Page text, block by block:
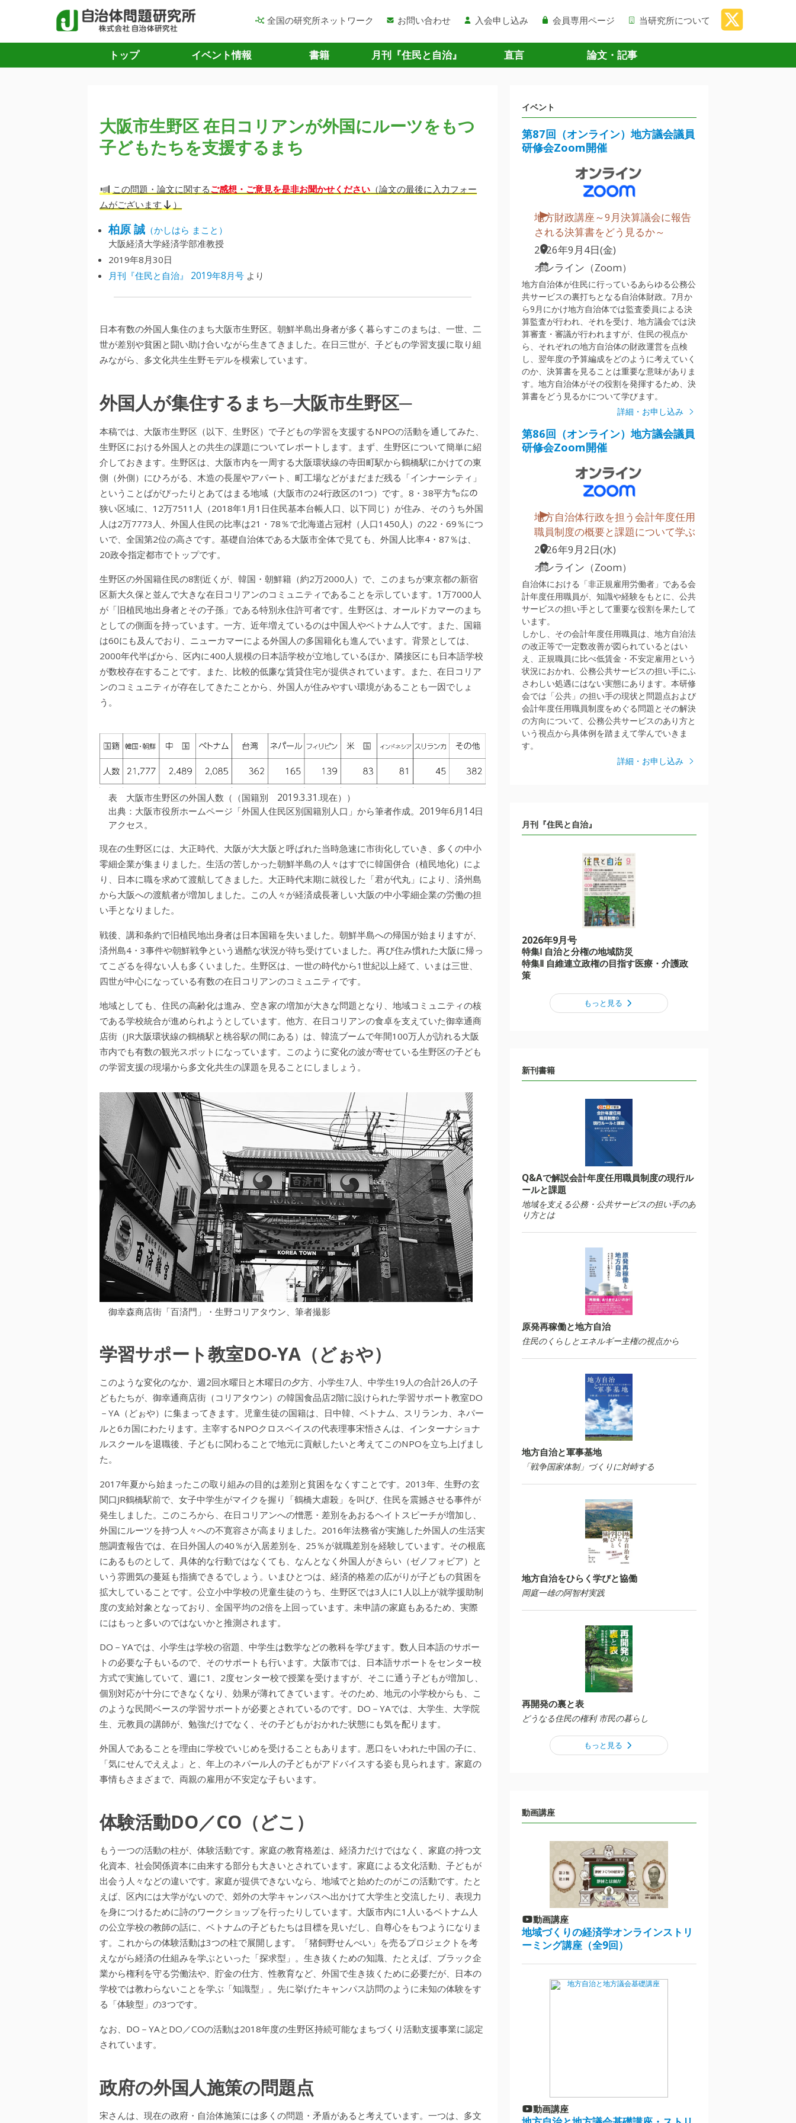
全国の研究所ネットワーク お問い合わせ 入会申し込み 会員専用ページ 当研究所について
トップ イベント情報 書籍 月刊『住民と自治』 直言 論文・記事
大阪市生野区 在日コリアンが外国にルーツをもつ
子どもたちを支援するまち
この問題・論文に関するご感想・ご意見を是非お聞かせください （論文の最後に入力フォー
ムがございます
）
柏原 誠 （かしはら まこと）
大阪経済大学経済学部准教授
2019年8月30日
月刊『住民と自治』 2019年8月号 より
日本有数の外国人集住のまち大阪市生野区。朝鮮半島出身者が多く暮らすこのまちは、一世、二
世が差別や貧困と闘い助け合いながら生きてきました。在日三世が、子どもの学習支援に取り組
みながら、多文化共生生野モデルを模索しています。
外国人が集住するまち─大阪市生野区─
本稿では、大阪市生野区（以下、生野区）で子どもの学習を支援するNPOの活動を通してみた、
生野区における外国人との共生の課題についてレポートします。まず、生野区について簡単に紹
介しておきます。生野区は、大阪市内を一周する大阪環状線の寺田町駅から鶴橋駅にかけての東
側（外側）にひろがる、木造の長屋やアパート、町工場などがまだまだ残る「インナーシティ」
ということばがぴったりとあてはまる地域（大阪市の24行政区の1つ）です。8・38平方㌔㍍の
狭い区域に、12万7511人（2018年1月1日住民基本台帳人口、以下同じ）が住み、そのうち外国
人は2万7773人、外国人住民の比率は21・78％で北海道占冠村（人口1450人）の22・69％につ
いで、全国第2位の高さです。基礎自治体である大阪市全体で見ても、外国人比率4・87％は、
20政令指定都市でトップです。
生野区の外国籍住民の8割近くが、韓国・朝鮮籍（約2万2000人）で、このまちが東京都の新宿
区新大久保と並んで大きな在日コリアンのコミュニティであることを示しています。1万7000人
が「旧植民地出身者とその子孫」である特別永住許可者です。生野区は、オールドカマーのまち
としての側面を持っています。一方、近年増えているのは中国人やベトナム人です。また、国籍
は60にも及んでおり、ニューカマーによる外国人の多国籍化も進んでいます。背景としては、
2000年代半ばから、区内に400人規模の日本語学校が立地しているほか、隣接区にも日本語学校
が数校存在することです。また、比較的低廉な賃貸住宅が提供されています。また、在日コリア
ンのコミュニティが存在してきたことから、外国人が住みやすい環境があることも一因でしょ
う。
表 大阪市生野区の外国人数（（国籍別 2019.3.31.現在））
出典：大阪市役所ホームページ「外国人住民区別国籍別人口」から筆者作成。2019年6月14日
アクセス。
現在の生野区には、大正時代、大阪が大大阪と呼ばれた当時急速に市街化していき、多くの中小
零細企業が集まりました。生活の苦しかった朝鮮半島の人々はすでに韓国併合（植民地化）によ
り、日本に職を求めて渡航してきました。大正時代末期に就役した「君が代丸」により、済州島
から大阪への渡航者が増加しました。この人々が経済成長著しい大阪の中小零細企業の労働の担
い手となりました。
戦後、講和条約で旧植民地出身者は日本国籍を失いました。朝鮮半島への帰国が始まりますが、
済州島4・3事件や朝鮮戦争という過酷な状況が待ち受けていました。再び住み慣れた大阪に帰っ
てこざるを得ない人も多くいました。生野区は、一世の時代から1世紀以上経て、いまは三世、
四世が中心になっている有数の在日コリアンのコミュニティです。
地域としても、住民の高齢化は進み、空き家の増加が大きな問題となり、地域コミュニティの核
である学校統合が進められようとしています。他方、在日コリアンの食卓を支えていた御幸通商
店街（JR大阪環状線の鶴橋駅と桃谷駅の間にある）は、韓流ブームで年間100万人が訪れる大阪
市内でも有数の観光スポットになっています。このように変化の波が寄せている生野区の子ども
の学習支援の現場から多文化共生の課題を見ることにしましょう。
御幸森商店街「百済門」・生野コリアタウン、筆者撮影
学習サポート教室DO-YA（どぉや）
このような変化のなか、週2回水曜日と木曜日の夕方、小学生7人、中学生19人の合計26人の子
どもたちが、御幸通商店街（コリアタウン）の韓国食品店2階に設けられた学習サポート教室DO
－YA（どぉや）に集まってきます。児童生徒の国籍は、日中韓、ベトナム、スリランカ、ネパー
ルと6カ国にわたります。主宰するNPOクロスベイスの代表理事宋悟さんは、インターナショナ
ルスクールを退職後、子どもに関わることで地元に貢献したいと考えてこのNPOを立ち上げまし
た。
2017年夏から始まったこの取り組みの目的は差別と貧困をなくすことです。2013年、生野の玄
関口JR鶴橋駅前で、女子中学生がマイクを握り「鶴橋大虐殺」を叫び、住民を震撼させる事件が
発生しました。このころから、在日コリアンへの憎悪・差別をあおるヘイトスピーチが増加し、
外国にルーツを持つ人々への不寛容さが高まりました。2016年法務省が実施した外国人の生活実
態調査報告では、在日外国人の40％が入居差別を、25％が就職差別を経験しています。その根底
にあるものとして、具体的な行動ではなくても、なんとなく外国人がきらい（ゼノフォビア）と
いう雰囲気の蔓延も指摘できるでしょう。いまひとつは、経済的格差の広がりが子どもの貧困を
拡大していることです。公立小中学校の児童生徒のうち、生野区では3人に1人以上が就学援助制
度の支給対象となっており、全国平均の2倍を上回っています。未申請の家庭もあるため、実際
にはもっと多いのではないかと推測されます。
DO－YAでは、小学生は学校の宿題、中学生は数学などの教科を学びます。数人日本語のサポー
トの必要な子もいるので、そのサポートも行います。大阪市では、日本語サポートをセンター校
方式で実施していて、週に1、2度センター校で授業を受けますが、そこに通う子どもが増加し、
個別対応が十分にできなくなり、効果が薄れてきています。そのため、地元の小学校からも、こ
のような民間ベースの学習サポートが必要とされているのです。DO－YAでは、大学生、大学院
生、元教員の講師が、勉強だけでなく、その子どもがおかれた状態にも気を配ります。
外国人であることを理由に学校でいじめを受けることもあります。悪口をいわれた中国の子に、
「気にせんでええよ」と、年上のネパール人の子どもがアドバイスする姿も見られます。家庭の
事情もさまざまで、両親の雇用が不安定な子もいます。
体験活動DO／CO（どこ）
もう一つの活動の柱が、体験活動です。家庭の教育格差は、経済力だけではなく、家庭の持つ文
化資本、社会関係資本に由来する部分も大きいとされています。家庭による文化活動、子どもが
出会う人々などの違いです。家庭が提供できないなら、地域でと始めたのがこの活動です。たと
えば、区内には大学がないので、郊外の大学キャンパスへ出かけて大学生と交流したり、表現力
を身につけるために詩のワークショップを行ったりしています。大阪市内に1人いるベトナム人
の公立学校の教師の話に、ベトナムの子どもたちは目標を見いだし、自尊心をもつようになりま
す。これからの体験活動は3つの柱で展開します。「猪飼野せんべい」を売るプロジェクトを考
えながら経済の仕組みを学ぶといった「探求型」。生き抜くための知識、たとえば、ブラック企
業から権利を守る労働法や、貯金の仕方、性教育など、外国で生き抜くために必要だが、日本の
学校では教わらないことを学ぶ「知識型」。先に挙げたキャンパス訪問のように未知の体験をす
る「体験型」の3つです。
なお、DO－YAとDO／COの活動は2018年度の生野区持続可能なまちづくり活動支援事業に認定
されています。
政府の外国人施策の問題点
宋さんは、現在の政府・自治体施策には多くの問題・矛盾があると考えています。一つは、多文
イベント
第87回（オンライン）地方議会議員
研修会Zoom開催
地方財政講座～9月決算議会に報告
される決算書をどう見るか～
2026年9月4日(金)
オンライン（Zoom）
地方自治体が住民に行っているあらゆる公務公
共サービスの裏打ちとなる自治体財政。7月か
ら9月にかけ地方自治体では監査委員による決
算監査が行われ、それを受け、地方議会では決
算審査・審議が行われますが、住民の視点か
ら、それぞれの地方自治体の財政運営を点検
し、翌年度の予算編成をどのように考えていく
のか、決算書を見ることは重要な意味がありま
す。地方自治体がその役割を発揮するため、決
算書をどう見るかについて学びます。
詳細・お申し込み
第86回（オンライン）地方議会議員
研修会Zoom開催
地方自治体行政を担う会計年度任用
職員制度の概要と課題について学ぶ
2026年9月2日(水)
オンライン（Zoom）
自治体における「非正規雇用労働者」である会
計年度任用職員が、知識や経験をもとに、公共
サービスの担い手として重要な役割を果たして
います。
しかし、その会計年度任用職員は、地方自治法
の改正等で一定数改善が図られているとはい
え、正規職員に比べ低賃金・不安定雇用という
状況におかれ、公務公共サービスの担い手にふ
さわしい処遇にはない実態にあります。本研修
会では「公共」の担い手の現状と問題点および
会計年度任用職員制度をめぐる問題とその解決
の方向について、公務公共サービスのあり方と
いう視点から具体例を踏まえて学んでいきま
す。
詳細・お申し込み
月刊『住民と自治』
2026年9月号
特集Ⅰ 自治と分権の地域防災
特集Ⅱ 自維連立政権の目指す医療・介護政
策
もっと見る
新刊書籍
Q&Aで解説会計年度任用職員制度の現行ル
ールと課題
地域を支える公務・公共サービスの担い手のあ
り方とは
原発再稼働と地方自治
住民のくらしとエネルギー主権の視点から
地方自治と軍事基地
「戦争国家体制」づくりに対峙する
地方自治をひらく学びと協働
岡庭一雄の阿智村実践
再開発の裏と表
どうなる住民の権利 市民の暮らし
もっと見る
動画講座
動画講座
地域づくりの経済学オンラインストリ
ーミング講座（全9回）
動画講座